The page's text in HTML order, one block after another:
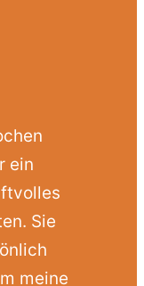
ein
Sie
meine